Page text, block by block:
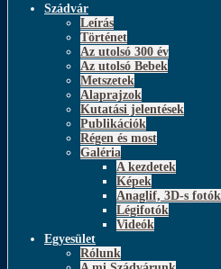
Szádvár
Leírás
Történet
Az utolsó 300 év
Az utolsó Bebek
Metszetek
Alaprajzok
Kutatási jelentések
Publikációk
Régen és most
Galéria
A kezdetek
Képek
Anaglif, 3D-s fotók
Légifotók
Videók
Egyesület
Rólunk